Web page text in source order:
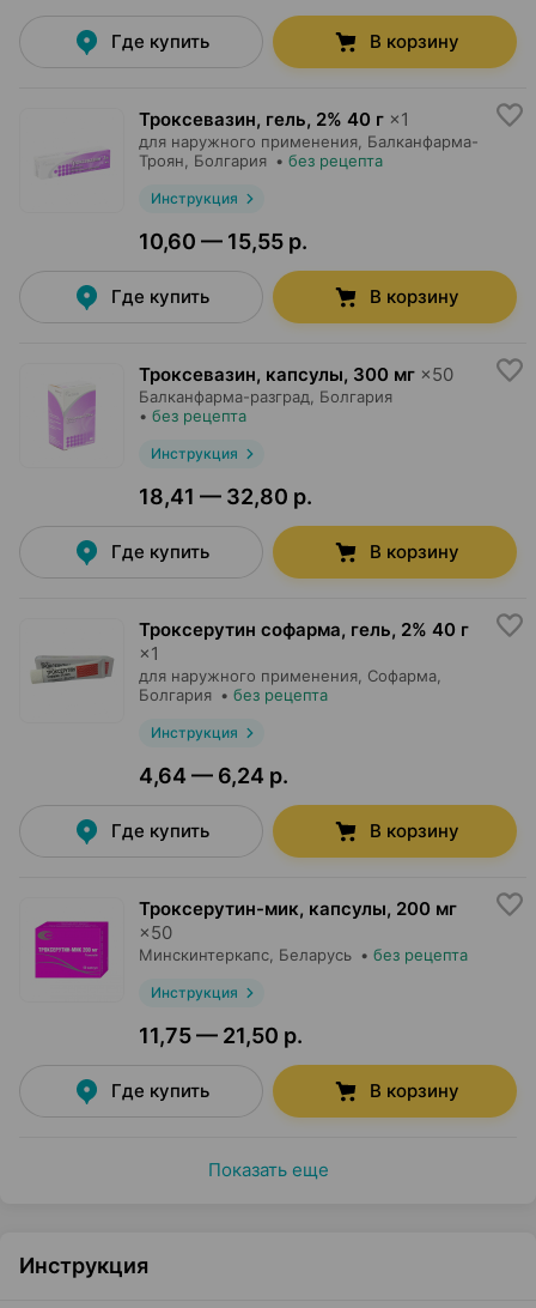
Где купить В корзину
Троксевазин, гель, 2% 40 г ×1
для наружного применения, Балканфарма-
Троян , Болгария • без рецепта
Инструкция
10,60 — 15,55 р.
Где купить В корзину
Троксевазин, капсулы, 300 мг ×50
Балканфарма-разград , Болгария
• без рецепта
Инструкция
18,41 — 32,80 р.
Где купить В корзину
Троксерутин софарма, гель, 2% 40 г
×1
для наружного применения, Софарма
Болгария • без рецепта
Инструкция
4,64 — 6,24 р.
Где купить В корзину
Троксерутин-мик, капсулы, 200 мг
×50
Минскинтеркапс , Беларусь • без рецепта
Инструкция
11,75 — 21,50 р.
Где купить В корзину
Показать еще
Инструкция